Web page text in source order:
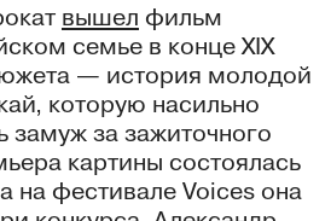
вышел фильм
семье в конце XIX
— история молодой
которую насильно
замуж за зажиточного
картины состоялась
фестивале Voices она